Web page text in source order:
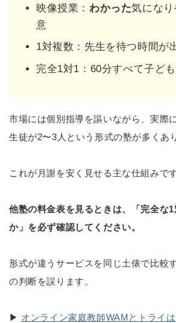
映像授業： わかった気にな
意
1対複数：先生を待つ時間が
完全1対1：60分すべて子ど
市場には個別指導を謳いながら、実際
生徒が2〜3人という形式の塾が多くあ
これが月謝を安く見せる主な仕組みです
他塾の料金表を見るときは、「完全な
か」を必ず確認してください。
形式が違うサービスを同じ土俵で比較
の判断を誤ります。
▶ オンライン家庭教師WAMとトライ